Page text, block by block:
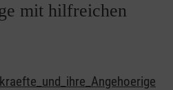
mit hilfreichen